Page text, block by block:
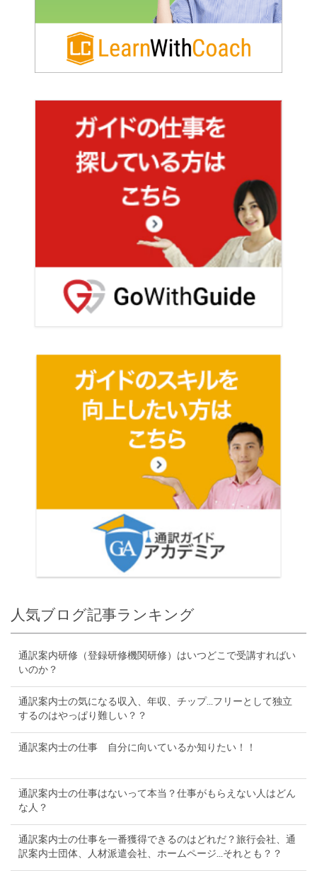
人気ブログ記事ランキング
通訳案内研修（登録研修機関研修）はいつどこで受講すればい
いのか？
通訳案内士の気になる収入、年収、チップ...フリーとして独立
するのはやっぱり難しい？？
通訳案内士の仕事 自分に向いているか知りたい！！
通訳案内士の仕事はないって本当？仕事がもらえない人はどん
な人？
通訳案内士の仕事を一番獲得できるのはどれだ？旅行会社、通
訳案内士団体、人材派遣会社、ホームページ...それとも？？